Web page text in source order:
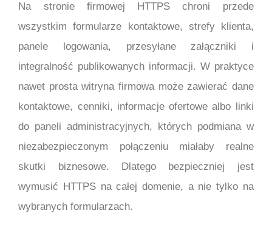
Na stronie firmowej HTTPS chroni przede
wszystkim formularze kontaktowe, strefy klienta,
panele logowania, przesyłane załączniki i
integralność publikowanych informacji. W praktyce
nawet prosta witryna firmowa może zawierać dane
kontaktowe, cenniki, informacje ofertowe albo linki
do paneli administracyjnych, których podmiana w
niezabezpieczonym połączeniu miałaby realne
skutki biznesowe. Dlatego bezpieczniej jest
wymusić HTTPS na całej domenie, a nie tylko na
wybranych formularzach.